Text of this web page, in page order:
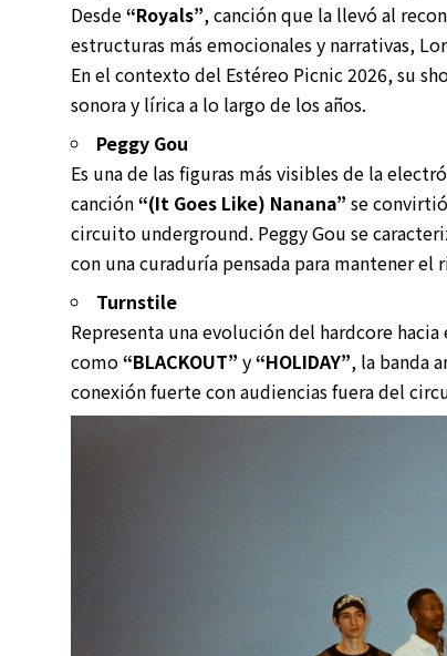
Desde“Royals”, canción que la llevó al
estructuras más emocionales y narrativas,
En el contexto del Estéreo Picnic 2026, su
sonora y lírica a lo largo de los años.
Peggy Gou
Es una de las figuras más visibles de la
canción“(It Goes Like) Nanana” se
circuito underground. Peggy Gou se
con una curaduría pensada para mantener
Turnstile
Representa una evolución del hardcore
como“BLACKOUT” y“HOLIDAY”, la banda
conexión fuerte con audiencias fuera del